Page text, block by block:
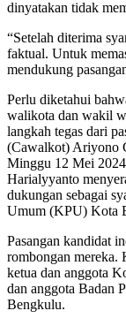
dinyatakan tidak
“Setelah diterima
faktual. Untuk
mendukung
Perlu diketahui
walikota dan wakil
langkah tegas dari
(Cawalkot) Ariyono
Minggu 12 Mei
Harialyyanto
dukungan sebagai
Umum (KPU) Kota
Pasangan kandidat
rombongan mereka.
ketua dan anggota
dan anggota Badan
Bengkulu.